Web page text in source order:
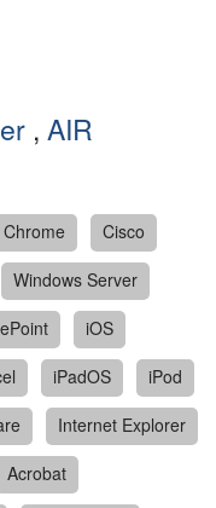
, AIR
Chrome
Cisco
Windows Server
iOS
iPadOS
iPod
Internet Explorer
Acrobat